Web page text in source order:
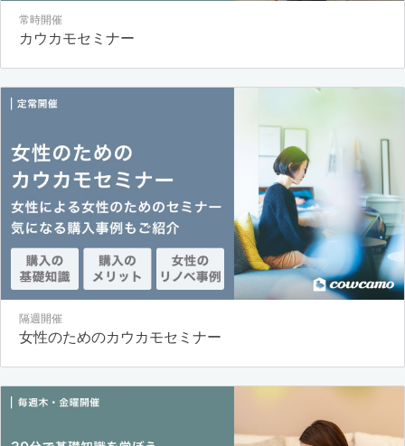
常時開催
カウカモセミナー
隔週開催
女性のためのカウカモセミナー